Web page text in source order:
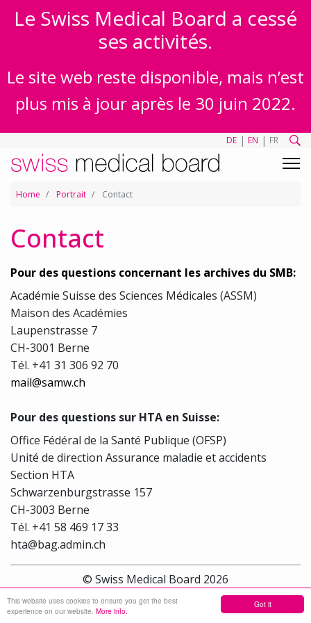
Got it
This website uses cookies to ensure you get the best
experience on our website. More info.
Le Swiss Medical Board a cessé
ses activités.
Le site web reste disponible, mais n’est
plus mis à jour après le 30 juin 2022.
DE | EN | FR
Home Portrait Contact
Contact
Pour des questions concernant les archives du SMB:
Académie Suisse des Sciences Médicales (ASSM)
Maison des Académies
Laupenstrasse 7
CH-3001 Berne
Tél. +41 31 306 92 70
mail@samw.ch
Pour des questions sur HTA en Suisse:
Office Fédéral de la Santé Publique (OFSP)
Unité de direction Assurance maladie et accidents
Section HTA
Schwarzenburgstrasse 157
CH-3003 Berne
Tél. +41 58 469 17 33
hta@bag.admin.ch
© Swiss Medical Board 2026
Sitemap